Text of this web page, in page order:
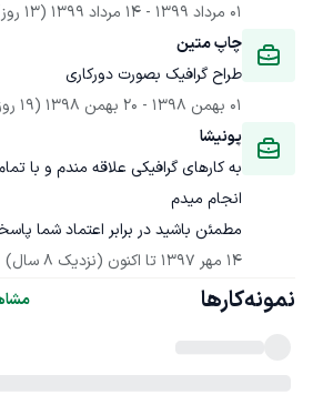
01 مرداد 1399
- 14 مرداد 1399
(13 روز)
چاپ متین
طراح گرافیک بصورت دورکاری
01 بهمن 1398
- 20 بهمن 1398
(19 روز)
پونیشا
به کارهای گرافیکی علاقه مندم و با
مطمئن باشید در برابر اعتماد شما
14 مهر 1397
تا اکنون (نزدیک 8 سال)
نمونه‌کارها